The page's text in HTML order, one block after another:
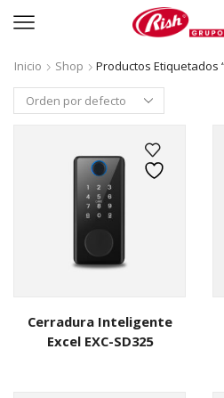
Inicio Shop
Productos Etiquetados
Cerradura Inteligente
Excel EXC-SD325